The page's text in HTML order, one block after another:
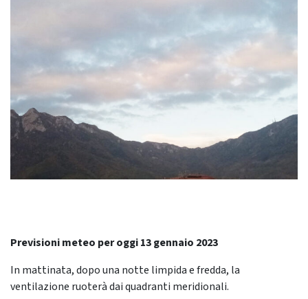
Previsioni meteo per oggi 13 gennaio 2023
In mattinata, dopo una notte limpida e fredda, la
ventilazione ruoterà dai quadranti meridionali.